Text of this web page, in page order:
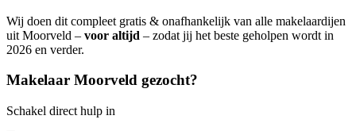
Wij doen dit compleet gratis & onafhankelijk van alle makelaardijen
uit Moorveld – voor altijd – zodat jij het beste geholpen wordt in
2026 en verder.
Makelaar Moorveld gezocht?
Schakel direct hulp in